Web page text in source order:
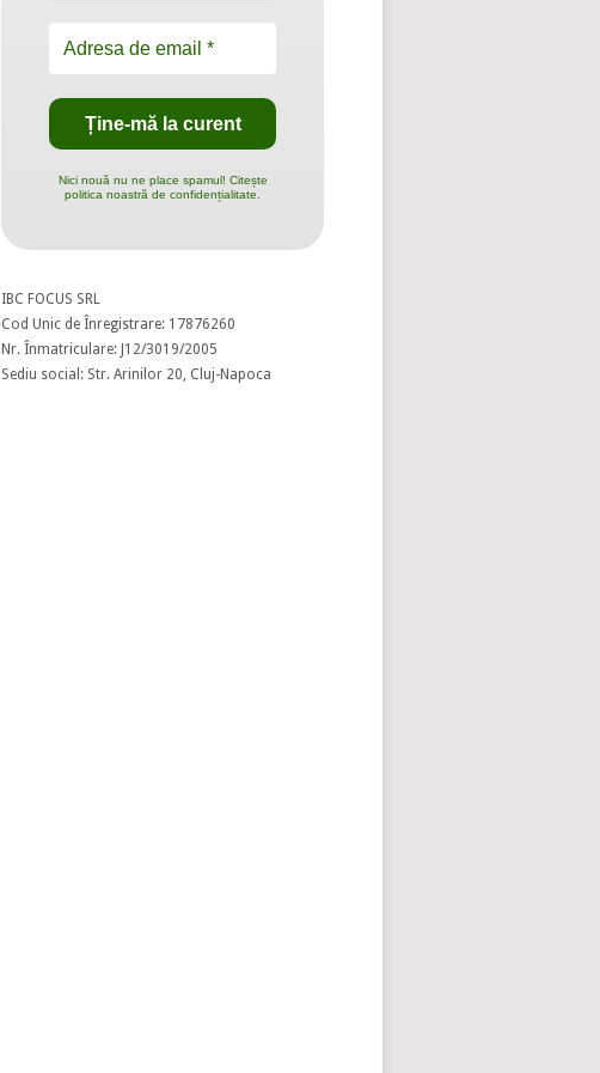
Nici nouă nu ne place spamul! Citește
politica noastră de confidențialitate.
IBC FOCUS SRL
Cod Unic de Înregistrare: 17876260
Nr. Înmatriculare: J12/3019/2005
Sediu social: Str. Arinilor 20, Cluj-Napoca